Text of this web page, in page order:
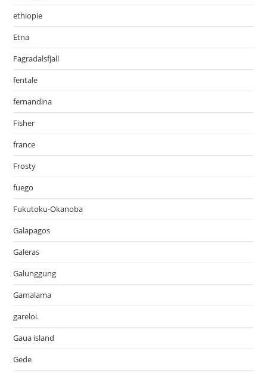
ethiopie
Etna
Fagradalsfjall
fentale
fernandina
Fisher
france
Frosty
fuego
Fukutoku-Okanoba
Galapagos
Galeras
Galunggung
Gamalama
gareloi.
Gaua island
Gede